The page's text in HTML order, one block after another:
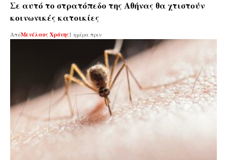
Σε αυτό το στρατόπεδο της Αθήνας θα χτιστούν
κοινωνικές κατοικίες
ΑπόΜενέλαος Χρόνης1 ημέρα πριν